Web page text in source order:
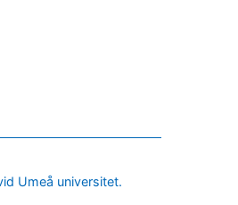
Umeå universitet.